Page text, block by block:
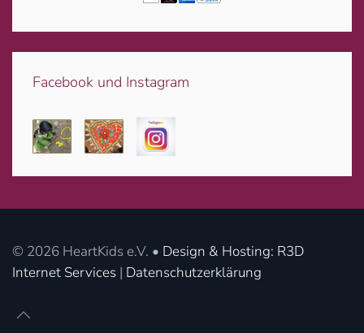
Facebook und Instagram
© 2026 HeartKids e.V. • Design & Hosting: R3D
Internet Services | Datenschutzerklärung